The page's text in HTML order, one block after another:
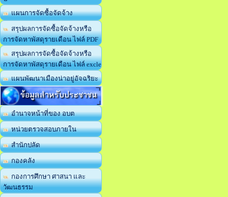
แผนการจัดซื้อจัดจ้าง
สรุปผลการจัดซื้อจัดจ้างหรือ
การจัดหาพัสดุรายเดือน ไฟล์ PDF
สรุปผลการจัดซื้อจัดจ้างหรือ
การจัดหาพัสดุรายเดือน ไฟล์ excle
แผนพัฒนาเมืองน่าอยู่อัจฉริยะ
ข้อมูลสำหรับประชาชน
อำนาจหน้าที่ของ อบต
หน่วยตรวจสอบภายใน
สำนักปลัด
กองคลัง
กองการศึกษา ศาสนา และ
วัฒนธรรม